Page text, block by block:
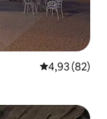
4,93 av 5 i
4,93 (82)